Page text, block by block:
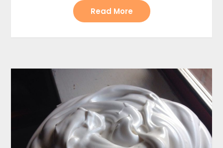
Read More